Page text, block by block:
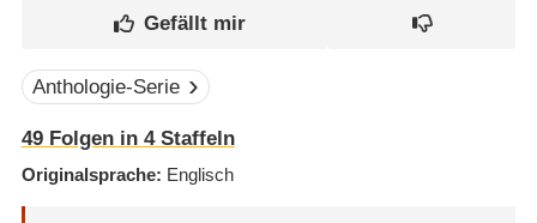
Anthologie-Serie
49Folgen in 4Staffeln
Originalsprache Englisch